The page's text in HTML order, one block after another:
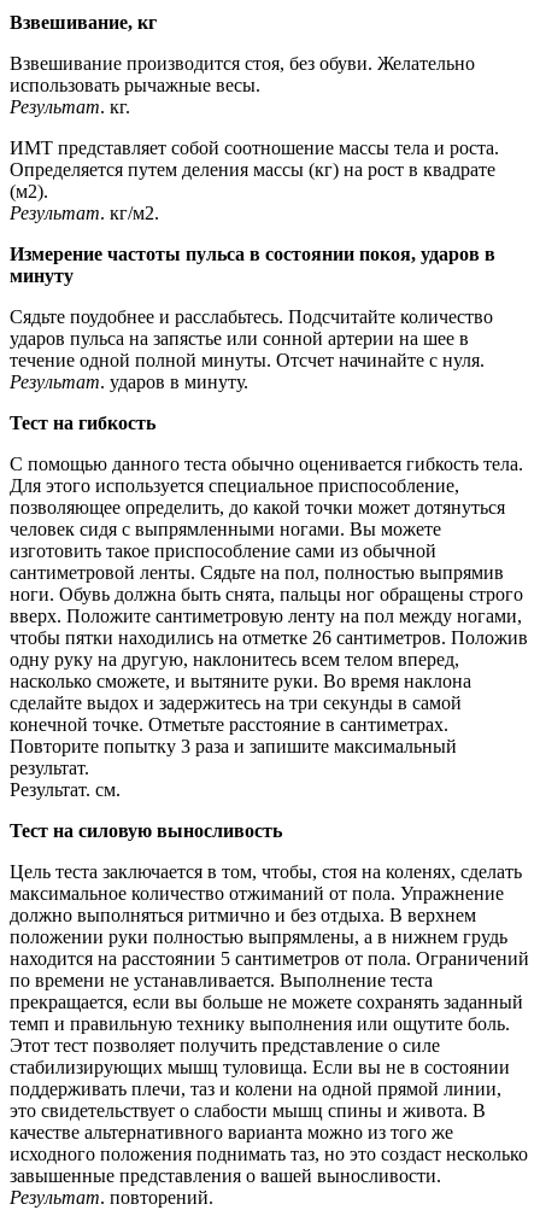
Взвешивание, кг
Взвешивание производится стоя, без обуви. Желательно
использовать рычажные весы.
Результат. кг.
ИМТ представляет собой соотношение массы тела и роста.
Определяется путем деления массы (кг) на рост в квадрате
(м2).
Результат. кг/м2.
Измерение частоты пульса в состоянии покоя, ударов в
минуту
Сядьте поудобнее и расслабьтесь. Подсчитайте количество
ударов пульса на запястье или сонной артерии на шее в
течение одной полной минуты. Отсчет начинайте с нуля.
Результат. ударов в минуту.
Тест на гибкость
С помощью данного теста обычно оценивается гибкость тела.
Для этого используется специальное приспособление,
позволяющее определить, до какой точки может дотянуться
человек сидя с выпрямленными ногами. Вы можете
изготовить такое приспособление сами из обычной
сантиметровой ленты. Сядьте на пол, полностью выпрямив
ноги. Обувь должна быть снята, пальцы ног обращены строго
вверх. Положите сантиметровую ленту на пол между ногами,
чтобы пятки находились на отметке 26 сантиметров. Положив
одну руку на другую, наклонитесь всем телом вперед,
насколько сможете, и вытяните руки. Во время наклона
сделайте выдох и задержитесь на три секунды в самой
конечной точке. Отметьте расстояние в сантиметрах.
Повторите попытку 3 раза и запишите максимальный
результат.
Результат. см.
Тест на силовую выносливость
Цель теста заключается в том, чтобы, стоя на коленях, сделать
максимальное количество отжиманий от пола. Упражнение
должно выполняться ритмично и без отдыха. В верхнем
положении руки полностью выпрямлены, а в нижнем грудь
находится на расстоянии 5 сантиметров от пола. Ограничений
по времени не устанавливается. Выполнение теста
прекращается, если вы больше не можете сохранять заданный
темп и правильную технику выполнения или ощутите боль.
Этот тест позволяет получить представление о силе
стабилизирующих мышц туловища. Если вы не в состоянии
поддерживать плечи, таз и колени на одной прямой линии,
это свидетельствует о слабости мышц спины и живота. В
качестве альтернативного варианта можно из того же
исходного положения поднимать таз, но это создаст несколько
завышенные представления о вашей выносливости.
Результат. повторений.